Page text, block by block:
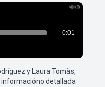
y Laura Tomàs,
informacióno detallada